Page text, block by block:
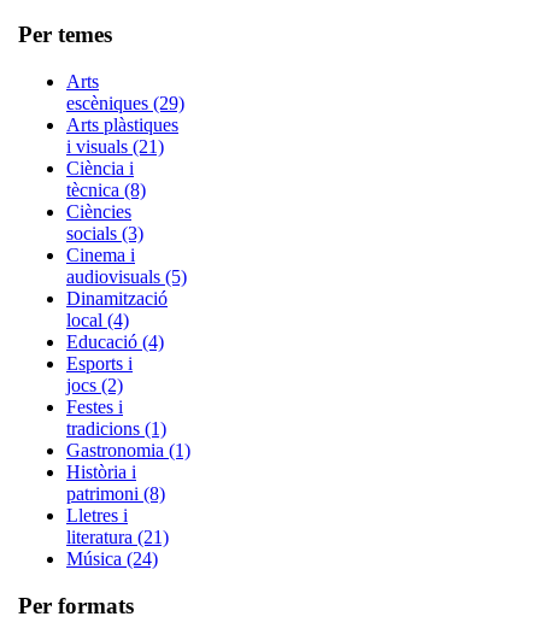
Per temes
Arts
escèniques (29)
Arts plàstiques
i visuals (21)
Ciència i
tècnica (8)
Ciències
socials (3)
Cinema i
audiovisuals (5)
Dinamització
local (4)
Educació (4)
Esports i
jocs (2)
Festes i
tradicions (1)
Gastronomia (1)
Història i
patrimoni (8)
Lletres i
literatura (21)
Música (24)
Per formats